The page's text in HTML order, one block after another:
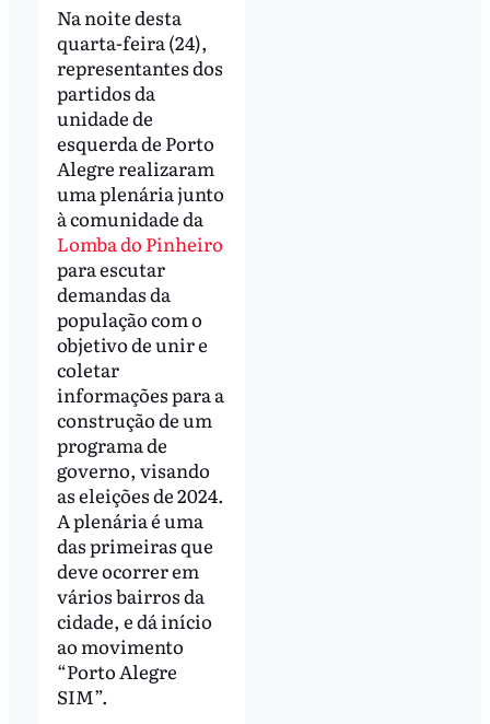
Na noite desta
quarta-feira (24),
representantes dos
partidos da
unidade de
esquerda de Porto
Alegre realizaram
uma plenária junto
à comunidade da
Lomba do Pinheiro
para escutar
demandas da
população com o
objetivo de unir e
coletar
informações para a
construção de um
programa de
governo, visando
as eleições de 2024.
A plenária é uma
das primeiras que
deve ocorrer em
vários bairros da
cidade, e dá início
ao movimento
“Porto Alegre
SIM”.